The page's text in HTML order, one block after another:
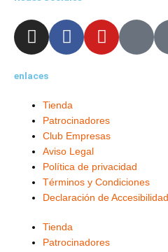
I
n
t
g
r
a
m
F
a
b
o
o
k
-
f
Y
o
b
e
X
r
enlaces
Tienda
Patrocinadores
Club Empresas
Aviso Legal
Política de privacidad
Términos y Condiciones
Declaración de Accesibilidad
Tienda
Patrocinadores